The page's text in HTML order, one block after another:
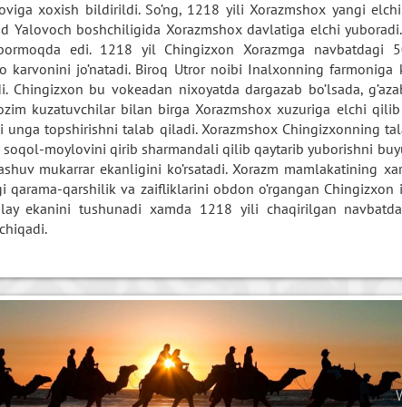
xoxish bildirildi. So’ng, 1218 yili Xorazmshox yangi
Yalovoch boshchiligida Xorazmshox davlatiga elchi yuboradi.
edi. 1218 yil Chingizxon Xorazmga navbatdagi
karvonini jo’natadi. Biroq Utror noibi Inalxonning farmoniga
Chingizxon bu vokeadan nixoyatda dargazab bo’lsada,
kuzatuvchilar bilan birga Xorazmshox xuzuriga elchi
unga topshirishni talab qiladi. Xorazmshox Chingizxonning
moylovini qirib sharmandali qilib qaytarib yuborishni
mukarrar ekanligini ko’rsatadi. Xorazm mamlakatining
qarshilik va zaifliklarini obdon o’rgangan Chingizxon
ekanini tushunadi xamda 1218 yili chaqirilgan